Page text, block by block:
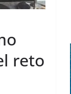
reto